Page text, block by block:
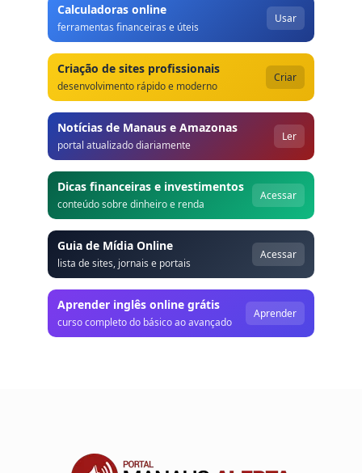
Calculadoras online
ferramentas financeiras e úteis
Usar
Criação de sites profissionais
desenvolvimento rápido e moderno
Criar
Notícias de Manaus e Amazonas
portal atualizado diariamente
Ler
Dicas financeiras e investimentos
conteúdo sobre dinheiro e renda
Acessar
Guia de Mídia Online
lista de sites, jornais e portais
Acessar
Aprender inglês online grátis
curso completo do básico ao avançado
Aprender